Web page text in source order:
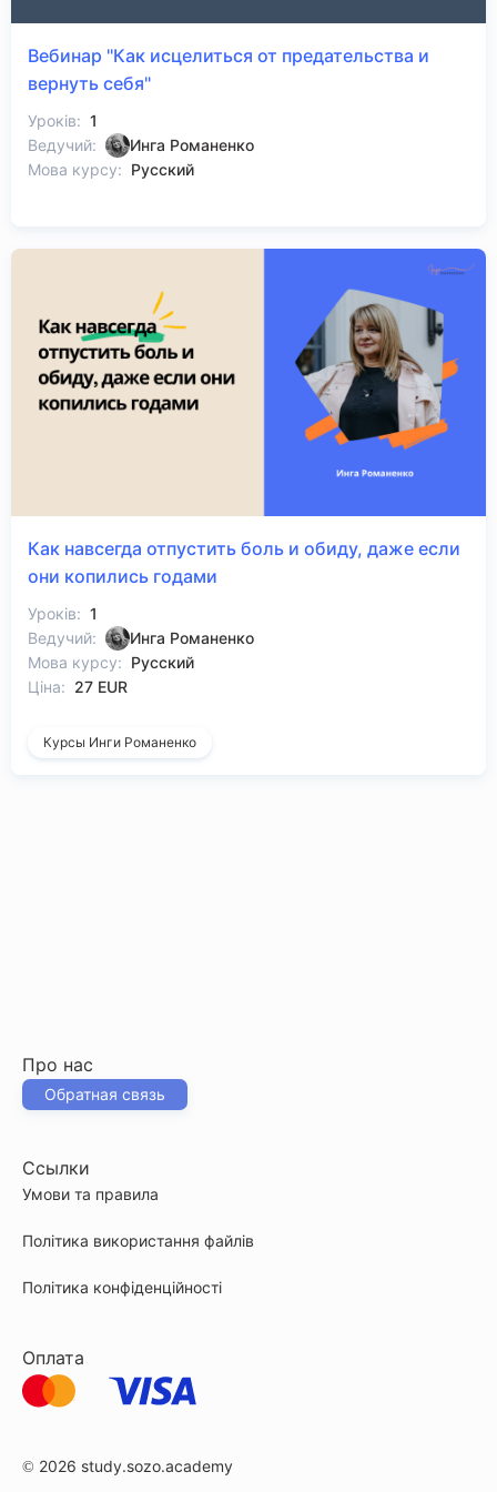
Вебинар "Как исцелиться от предательства и
вернуть себя"
Уроків: 1
Ведучий:
Инга Романенко
Мова курсу: Русский
Как навсегда отпустить боль и обиду, даже если
они копились годами
Уроків: 1
Ведучий:
Инга Романенко
Мова курсу: Русский
Ціна: 27 EUR
Курсы Инги Романенко
Про нас
Обратная связь
Ссылки
Умови та правила
Політика використання файлів
Політика конфіденційності
Оплата
© 2026 study.sozo.academy